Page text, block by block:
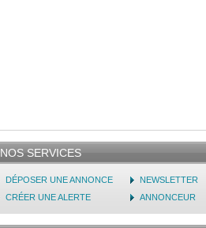
NOS SERVICES
DÉPOSER UNE ANNONCE
NEWSLETTER
CRÉER UNE ALERTE
ANNONCEUR